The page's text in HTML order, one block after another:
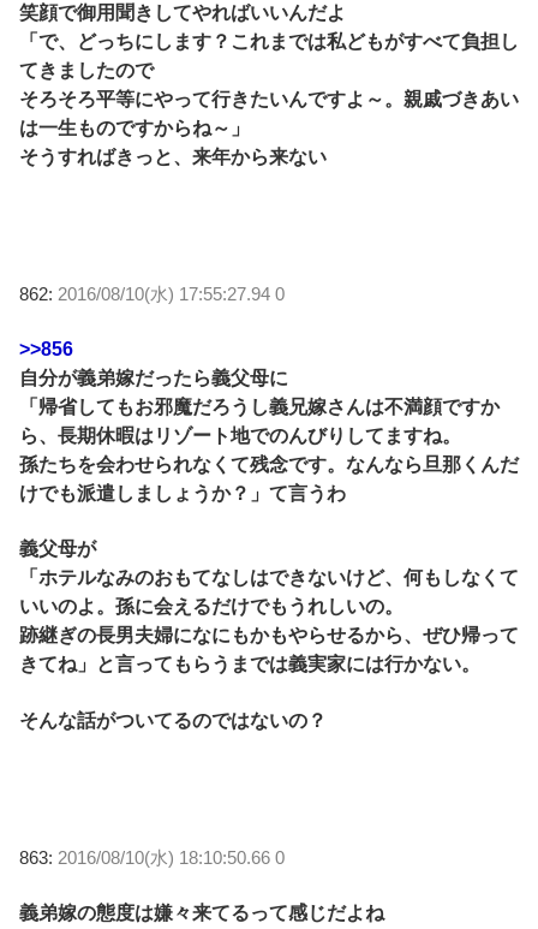
笑顔で御用聞きしてやればいいんだよ
「で、どっちにします？これまでは私どもがすべて負担し
てきましたので
そろそろ平等にやって行きたいんですよ～。親戚づきあい
は一生ものですからね～」
そうすればきっと、来年から来ない
862: 2016/08/10(水) 17:55:27.94 0
>>856
自分が義弟嫁だったら義父母に
「帰省してもお邪魔だろうし義兄嫁さんは不満顔ですか
ら、長期休暇はリゾート地でのんびりしてますね。
孫たちを会わせられなくて残念です。なんなら旦那くんだ
けでも派遣しましょうか？」て言うわ
義父母が
「ホテルなみのおもてなしはできないけど、何もしなくて
いいのよ。孫に会えるだけでもうれしいの。
跡継ぎの長男夫婦になにもかもやらせるから、ぜひ帰って
きてね」と言ってもらうまでは義実家には行かない。
そんな話がついてるのではないの？
863: 2016/08/10(水) 18:10:50.66 0
義弟嫁の態度は嫌々来てるって感じだよね